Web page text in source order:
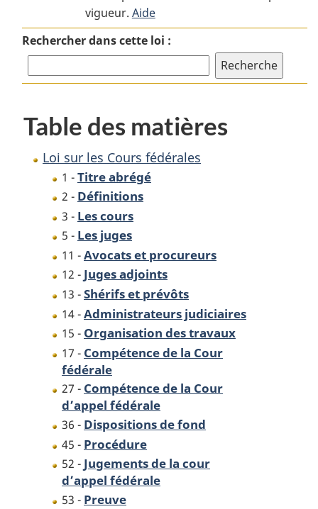
fédérales
Cours
fédérales
fédérales
vigueur. Aide
Rechercher dans cette loi :
Table des matières
Loi sur les Cours fédérales
1 -Titre abrégé
2 - Définitions
3 - Les cours
5 - Les juges
11 -Avocats et procureurs
12 - Juges adjoints
13 -Shérifs et prévôts
14 -Administrateurs judiciaires
15 - Organisation des travaux
17 - Compétence de la Cour
fédérale
27 - Compétence de la Cour
d’appel fédérale
36 - Dispositions de fond
45 - Procédure
52 - Jugements de la cour
d’appel fédérale
53 - Preuve